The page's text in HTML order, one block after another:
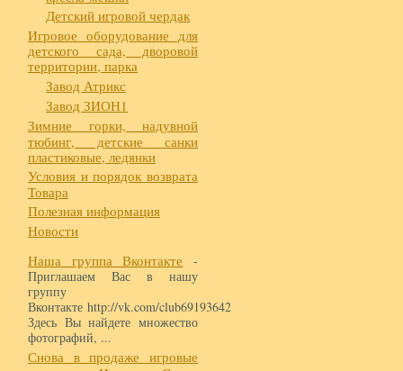
Детский игровой чердак
Игровое оборудование для
детского сада, дворовой
территории, парка
Завод Атрикс
Завод ЗИОН1
Зимние горки, надувной
тюбинг, детские санки
пластиковые, ледянки
Условия и порядок возврата
Товара
Полезная информация
Новости
Наша группа Вконтакте -
Приглашаем Вас в нашу
группу
Вконтакте http://vk.com/club69193642
Здесь Вы найдете множество
фотографий, ...
Снова в продаже игровые